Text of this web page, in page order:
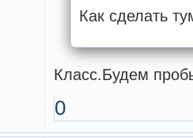
Как сделать
Класс.Будем
0